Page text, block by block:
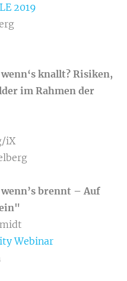
2019
knallt? Risiken,
im Rahmen der
iX
brennt – Auf
"
Webinar